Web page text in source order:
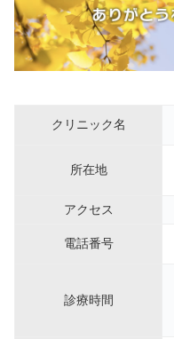
クリニック名
所在地
アクセス
電話番号
診療時間